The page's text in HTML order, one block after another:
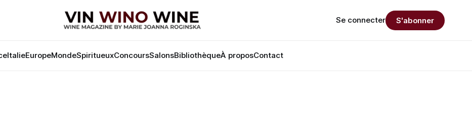
ItalieEuropeMondeSpiritueuxConcoursSalonsBibliothèqueÀ proposContact
Se connecter S'abonner